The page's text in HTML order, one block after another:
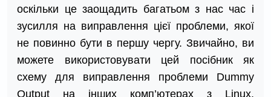
оскільки це заощадить багатьом з нас час і
зусилля на виправлення цієї проблеми, якої
не повинно бути в першу чергу. Звичайно, ви
можете використовувати цей посібник як
схему для виправлення проблеми Dummy
Output на інших комп’ютерах з Linux,